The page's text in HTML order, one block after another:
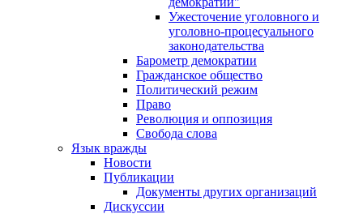
Ужесточение уголовного и
уголовно-процесуального
законодательства
Барометр демократии
Гражданское общество
Политический режим
Право
Революция и оппозиция
Свобода слова
Язык вражды
Новости
Публикации
Документы других организаций
Дискуссии